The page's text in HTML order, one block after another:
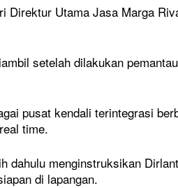
Direktur Utama Jasa Marga
setelah dilakukan
pusat kendali terintegrasi
time.
dahulu menginstruksikan
di lapangan.